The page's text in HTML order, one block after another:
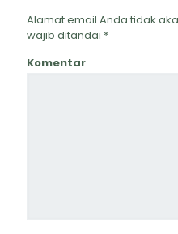
Alamat email Anda tidak
wajib ditandai *
Komentar